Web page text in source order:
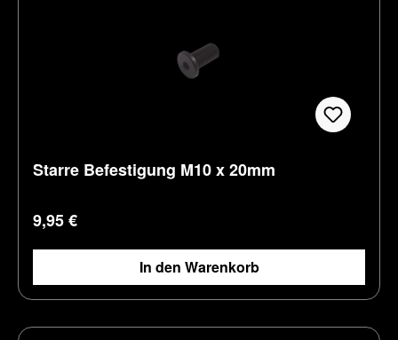
Starre Befestigung M10 x 20mm
Regulärer Preis:
9,95 €
In den Warenkorb